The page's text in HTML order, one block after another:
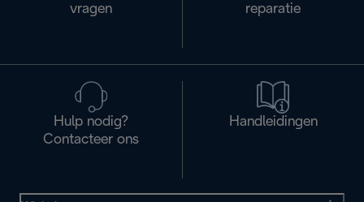
vragen
reparatie
Hulp nodig?
Contacteer ons
Handleidingen